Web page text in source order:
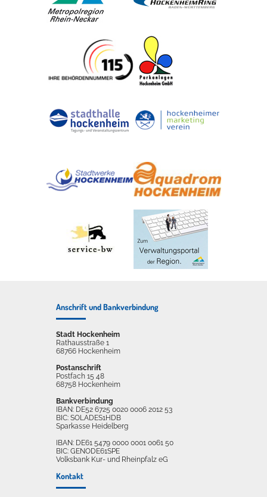
Anschrift und Bankverbindung
Stadt Hockenheim
Rathausstraße 1
68766 Hockenheim
Postanschrift
Postfach 15 48
68758 Hockenheim
Bankverbindung
IBAN: DE52 6725 0020 0006 2012 53
BIC: SOLADES1HDB
Sparkasse Heidelberg
IBAN: DE61 5479 0000 0001 0061 50
BIC: GENODE61SPE
Volksbank Kur- und Rheinpfalz eG
Kontakt